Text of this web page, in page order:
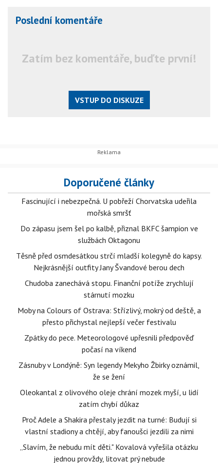
Poslední komentáře
Zatím bez komentáře, buďte první!
VSTUP DO DISKUZE
Doporučené články
Fascinující i nebezpečná. U pobřeží Chorvatska udeřila
mořská smršť
Do zápasu jsem šel po kalbě, přiznal BKFC šampion ve
službách Oktagonu
Těsně před osmdesátkou strčí mladší kolegyně do kapsy.
Nejkrásnější outfity Jany Švandové berou dech
Chudoba zanechává stopu. Finanční potíže zrychlují
stárnutí mozku
Moby na Colours of Ostrava: Střízlivý, mokrý od deště, a
přesto přichystal nejlepší večer festivalu
Zpátky do pece. Meteorologové upřesnili předpověď
počasí na víkend
Zásnuby v Londýně: Syn legendy Mekyho Žbirky oznámil,
že se žení
Oleokantal z olivového oleje chrání mozek myší, u lidí
zatím chybí důkaz
Proč Adele a Shakira přestaly jezdit na turné: Budují si
vlastní stadiony a chtějí, aby fanoušci jezdili za nimi
„Slavím, že nebudu mít děti." Kovalová vyřešila otázku
jednou provždy, litovat prý nebude